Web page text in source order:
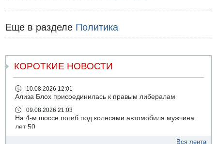
Еще в разделе Политика
КОРОТКИЕ НОВОСТИ
10.08.2026 12:01
Ализа Блох присоединилась к правым либералам
09.08.2026 21:03
На 4-м шоссе погиб под колесами автомобиля мужчина
лет 50
Вся лента